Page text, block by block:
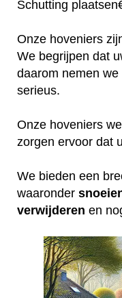
Schutting plaatsen
Onze hoveniers
We begrijpen dat
daarom nemen
serieus.
Onze hoveniers
zorgen ervoor dat
We bieden een
waaronder
verwijderen en